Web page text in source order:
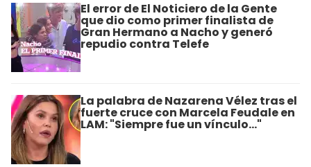
El error de El Noticiero de la Gente
que dio como primer finalista de
Gran Hermano a Nacho y generó
repudio contra Telefe
La palabra de Nazarena Vélez tras el
fuerte cruce con Marcela Feudale en
LAM: "Siempre fue un vínculo..."